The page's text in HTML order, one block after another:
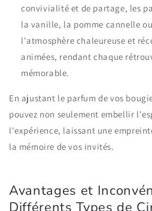
convivialité et de partage, les
la vanille, la pomme cannelle
l'atmosphère chaleureuse et
animées, rendant chaque
mémorable.
En ajustant le parfum de vos
pouvez non seulement embellir
l'expérience, laissant une
la mémoire de vos invités.
Avantages et
Différents Types de